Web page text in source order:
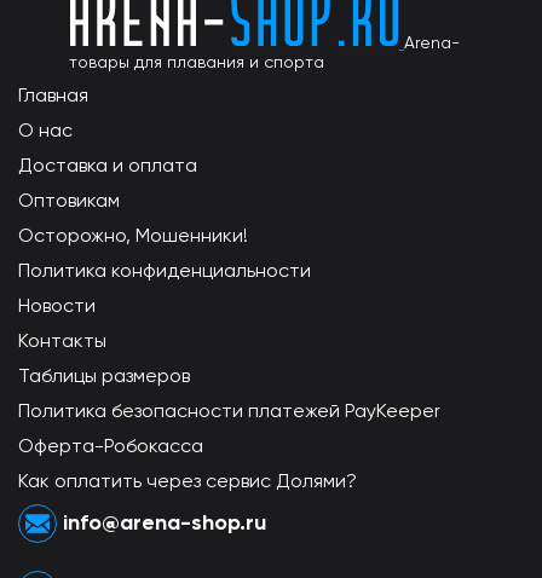
Arena-
товары для плавания и спорта
Главная
О нас
Доставка и оплата
Оптовикам
Осторожно, Мошенники!
Политика конфиденциальности
Новости
Контакты
Таблицы размеров
Политика безопасности платежей PayKeeper
Оферта-Робокасса
Как оплатить через сервис Долями?
info@arena-shop.ru